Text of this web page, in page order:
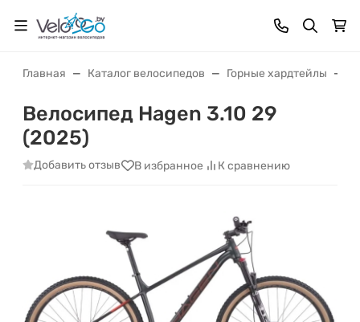
Главная Каталог велосипедов Горные хардтейлы
Велосипед Hagen 3.10 29
(2025)
Добавить отзыв В избранное К сравнению